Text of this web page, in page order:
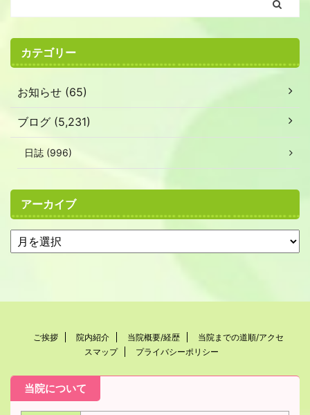
カテゴリー
お知らせ (65)
ブログ (5,231)
日誌 (996)
アーカイブ
ご挨拶 院内紹介 当院概要/経歴
当院までの道順/アクセ
スマップ
プライバシーポリシー
当院について